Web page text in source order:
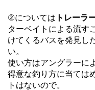
②については トレーラ
ターベイトによる流す
けてくるバスを発見し
い。
使い方はアングラーに
得意な釣り方に当ては
トはないので。